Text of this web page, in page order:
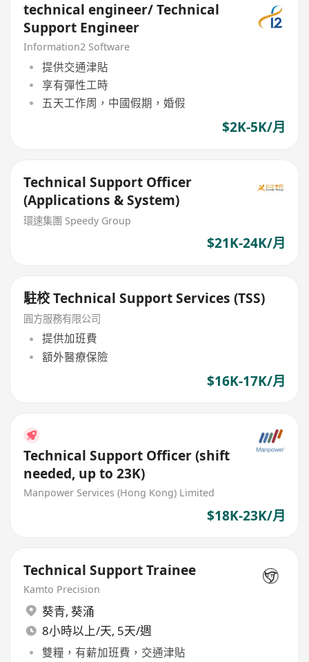
technical engineer/ Technical
Support Engineer
Information2 Software
提供交通津貼
享有彈性工時
五天工作周，中國假期，婚假
$2K-5K/月
Technical Support Officer
(Applications & System)
環速集團 Speedy Group
$21K-24K/月
駐校 Technical Support Services (TSS)
圓方服務有限公司
提供加班費
額外醫療保險
$16K-17K/月
Technical Support Officer (shift
needed, up to 23K)
Manpower Services (Hong Kong) Limited
$18K-23K/月
Technical Support Trainee
Kamto Precision
葵青, 葵涌
8小時以上/天, 5天/週
雙糧，有薪加班費，交通津貼